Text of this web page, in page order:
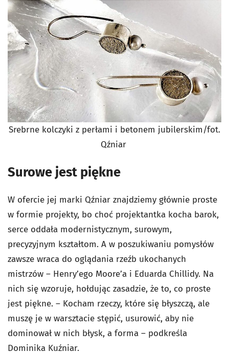
Srebrne kolczyki z perłami i betonem jubilerskim/fot.
Qźniar
Surowe jest piękne
W ofercie jej marki Qźniar znajdziemy głównie proste
w formie projekty, bo choć projektantka kocha barok,
serce oddała modernistycznym, surowym,
precyzyjnym kształtom. A w poszukiwaniu pomysłów
zawsze wraca do oglądania rzeźb ukochanych
mistrzów – Henry’ego Moore’a i Eduarda Chillidy. Na
nich się wzoruje, hołdując zasadzie, że to, co proste
jest piękne. – Kocham rzeczy, które się błyszczą, ale
muszę je w warsztacie stępić, usurowić, aby nie
dominował w nich błysk, a forma – podkreśla
Dominika Kuźniar.